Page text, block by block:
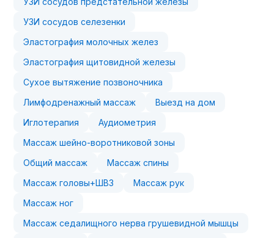
УЗИ сосудов селезенки
Эластография молочных желез
Эластография щитовидной железы
Сухое вытяжение позвоночника
Лимфодренажный массаж
Выезд на дом
Иглотерапия
Аудиометрия
Массаж шейно-воротниковой зоны
Общий массаж
Массаж спины
Массаж головы+ШВЗ
Массаж рук
Массаж ног
Массаж седалищного нерва грушевидной мышцы